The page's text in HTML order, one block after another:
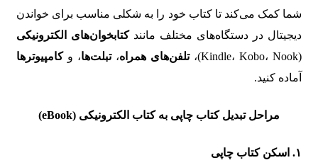
شما کمک می‌کند تا کتاب خود را به شکلی مناسب برای خواندن
دیجیتال در دستگاه‌های مختلف مانندکتابخوان‌های الکترونیکی
(Kindle، Kobo، Nook)،
تلفن‌های همراه،تبلت‌ها، وکامپیوترها
آماده کنید.
مراحل تبدیل کتاب چاپی به کتاب الکترونیکی (eBook)
۱. اسکن کتاب چاپی